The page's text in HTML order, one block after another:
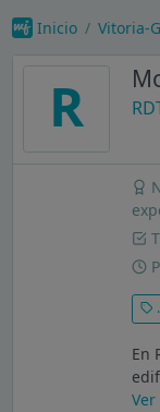
Inicio Vitoria-
R
.
En
Ver